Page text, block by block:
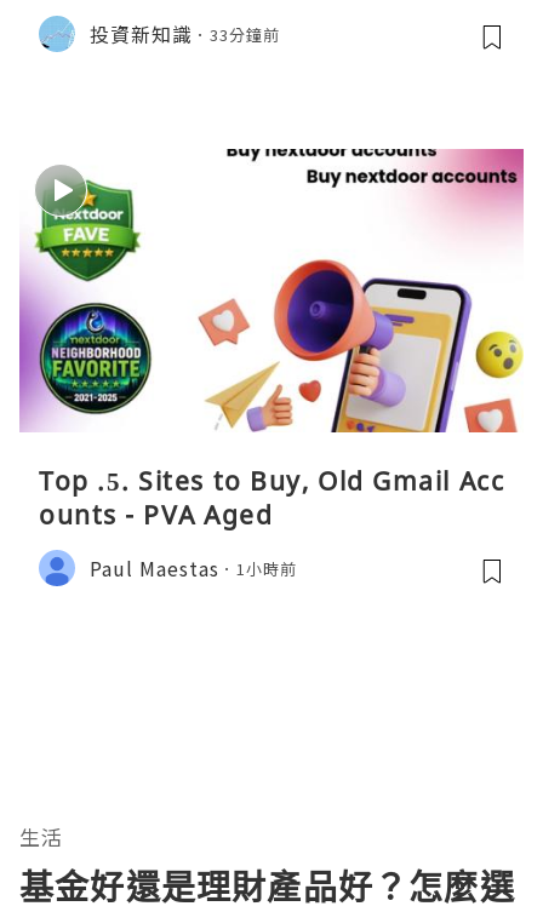
投資新知識 33分鐘前
Top .5. Sites to Buy, Old Gmail Acc
ounts - PVA Aged
Paul Maestas 1小時前
生活
基金好還是理財產品好？怎麼選